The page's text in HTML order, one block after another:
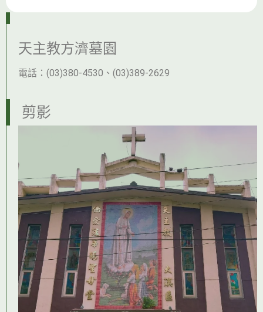
天主教方濟墓園
電話：(03)380-4530、(03)389-2629
剪影